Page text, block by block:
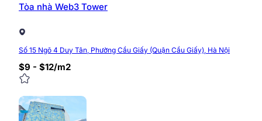
Tòa nhà Web3 Tower
Số 15 Ngõ 4 Duy Tân, Phường Cầu Giấy (Quận Cầu Giấy), Hà Nội
$9 - $12/m2